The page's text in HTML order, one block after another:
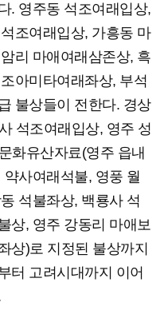
. 영주동 석조여래입상,
조여래입상, 가흥동 마
리 마애여래삼존상, 흑
아미타여래좌상, 부석
불상들이 전한다. 경상
석조여래입상, 영주 성
화유산자료(영주 읍내
사여래석불, 영풍 월
석불좌상, 백룡사 석
상, 영주 강동리 마애보
상)로 지정된 불상까지
터 고려시대까지 이어